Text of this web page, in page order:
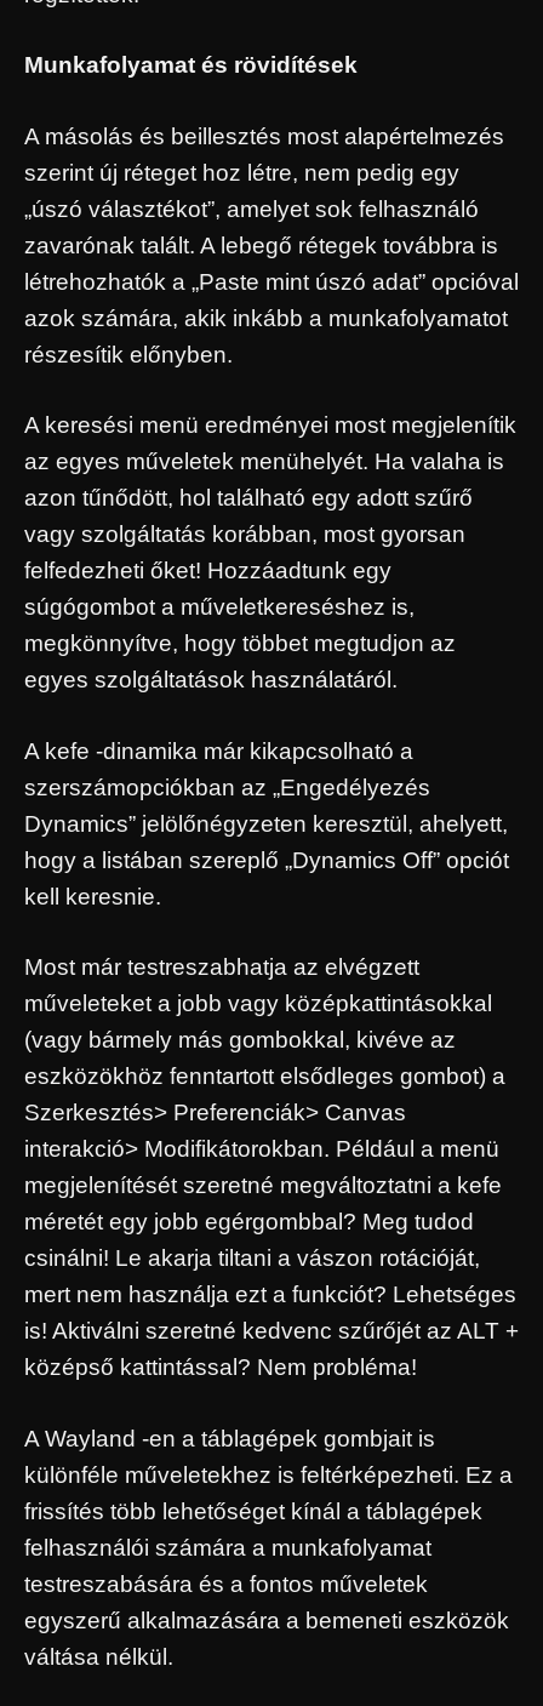
Munkafolyamat és rövidítések
A másolás és beillesztés most alapértelmezés
szerint új réteget hoz létre, nem pedig egy
„úszó választékot”, amelyet sok felhasználó
zavarónak talált. A lebegő rétegek továbbra is
létrehozhatók a „Paste mint úszó adat” opcióval
azok számára, akik inkább a munkafolyamatot
részesítik előnyben.
A keresési menü eredményei most megjelenítik
az egyes műveletek menühelyét. Ha valaha is
azon tűnődött, hol található egy adott szűrő
vagy szolgáltatás korábban, most gyorsan
felfedezheti őket! Hozzáadtunk egy
súgógombot a műveletkereséshez is,
megkönnyítve, hogy többet megtudjon az
egyes szolgáltatások használatáról.
A kefe -dinamika már kikapcsolható a
szerszámopciókban az „Engedélyezés
Dynamics” jelölőnégyzeten keresztül, ahelyett,
hogy a listában szereplő „Dynamics Off” opciót
kell keresnie.
Most már testreszabhatja az elvégzett
műveleteket a jobb vagy középkattintásokkal
(vagy bármely más gombokkal, kivéve az
eszközökhöz fenntartott elsődleges gombot) a
Szerkesztés> Preferenciák> Canvas
interakció> Modifikátorokban. Például a menü
megjelenítését szeretné megváltoztatni a kefe
méretét egy jobb egérgombbal? Meg tudod
csinálni! Le akarja tiltani a vászon rotációját,
mert nem használja ezt a funkciót? Lehetséges
is! Aktiválni szeretné kedvenc szűrőjét az ALT +
középső kattintással? Nem probléma!
A Wayland -en a táblagépek gombjait is
különféle műveletekhez is feltérképezheti. Ez a
frissítés több lehetőséget kínál a táblagépek
felhasználói számára a munkafolyamat
testreszabására és a fontos műveletek
egyszerű alkalmazására a bemeneti eszközök
váltása nélkül.